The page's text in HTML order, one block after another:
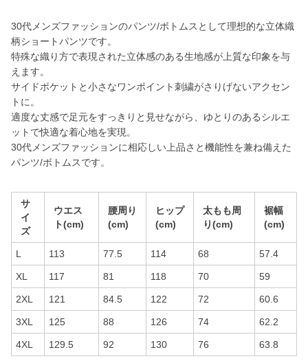
30代メンズファッションのパンツ/ボトムスとして理想的な立体織
柄ショートパンツです。
特殊な織り方で表現された立体感のある生地感が上質な印象を与
えます。
サイドポケットと小さなワンポイント刺繍がさりげないアクセン
トに。
適度な丈感で足元をすっきりと見せながら、ゆとりのあるシルエ
ットで快適な着心地を実現。
30代メンズファッションに相応しい上品さと機能性を兼ね備えた
パンツ/ボトムスです。
サ
イ
ズ
ウエス
ト(cm)
腰周り
(cm)
ヒップ
(cm)
太もも周
り(cm)
裾幅
(cm)
L 113 77.5 114 68 57.4
XL 117 81 118 70 59
2XL 121 84.5 122 72 60.6
3XL 125 88 126 74 62.2
4XL 129.5 92 130 76 63.8